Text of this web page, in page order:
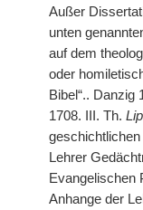
Außer
unten
auf dem
oder
Bibel“.. Danzig
1708. III. Th.
Lehrer
Evangelischen
Anhange der